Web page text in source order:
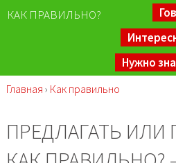
КАК ПРАВИЛЬНО?
Нужно
Главная › Как правильно
ПРЕДЛАГАТЬ ИЛИ